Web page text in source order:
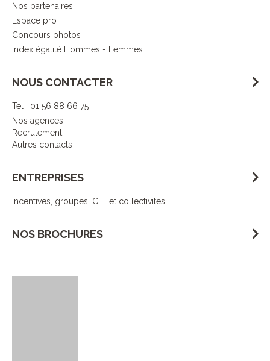
Nos partenaires
Espace pro
Concours photos
Index égalité Hommes - Femmes
NOUS CONTACTER
Tel : 01 56 88 66 75
Nos agences
Recrutement
Autres contacts
ENTREPRISES
Incentives, groupes, C.E. et collectivités
NOS BROCHURES